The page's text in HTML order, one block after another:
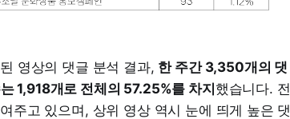
영상의 댓글 분석 결과, 한 주간 3,350개의 댓
1,918개로 전체의 57.25%를 차지 했습니다. 전
주고 있으며, 상위 영상 역시 눈에 띄게 높은 댓